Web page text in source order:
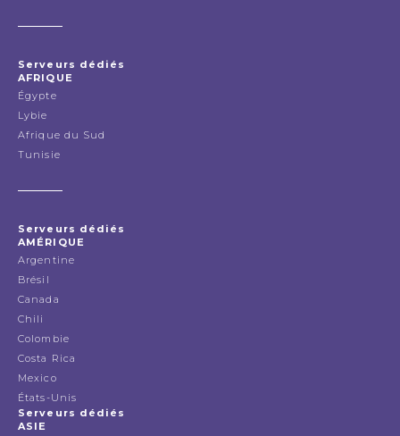
Serveurs dédiés
AFRIQUE
Égypte
Lybie
Afrique du Sud
Tunisie
Serveurs dédiés
AMÉRIQUE
Argentine
Brésil
Canada
Chili
Colombie
Costa Rica
Mexico
États-Unis
Serveurs dédiés
ASIE